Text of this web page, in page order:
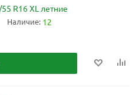
R16 XL летние
Наличие: 12